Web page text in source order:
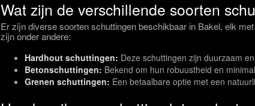
Wat zijn de verschillende soorten
Er zijn diverse soorten schuttingen beschikbaar in Bakel, elk
zijn onder andere:
Hardhout schuttingen: Deze schuttingen zijn duurzaam
Betonschuttingen: Bekend om hun robuustheid en
Grenen schuttingen: Een betaalbare optie met een